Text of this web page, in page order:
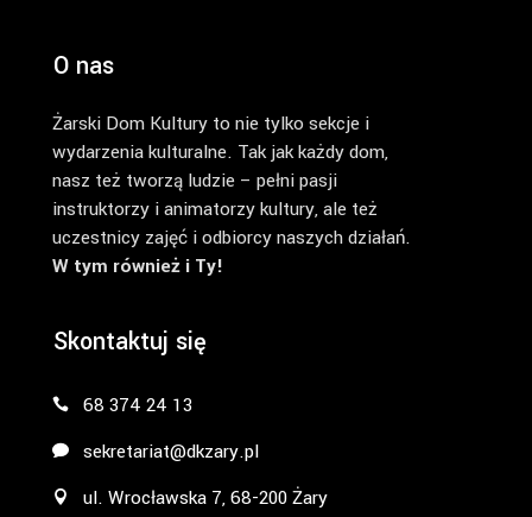
O nas
Żarski Dom Kultury to nie tylko sekcje i
wydarzenia kulturalne. Tak jak każdy dom,
nasz też tworzą ludzie – pełni pasji
instruktorzy i animatorzy kultury, ale też
uczestnicy zajęć i odbiorcy naszych działań.
W tym również i Ty!
Skontaktuj się
68 374 24 13
sekretariat@dkzary.pl
ul. Wrocławska 7, 68-200 Żary